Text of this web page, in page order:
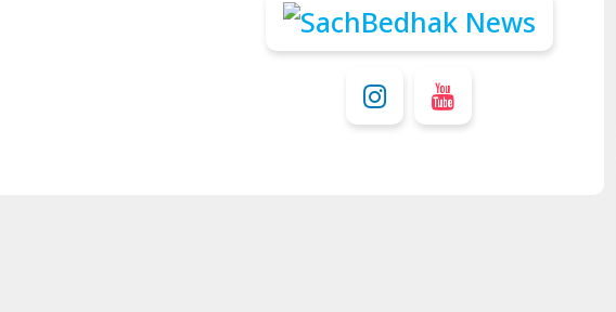
धनलाभ के अवसरों में वृद्धि के साथ अपनी योजनाओंसंभलकर रहे, जल्दबाजी नहीं दिखाए। कानूनी वाद-
विवादों से बचे।